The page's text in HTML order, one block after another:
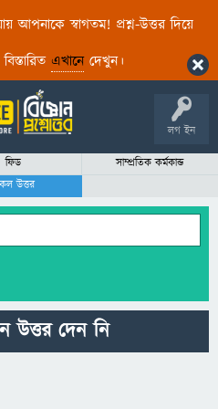
আপনাকে স্বাগতম! প্রশ্ন-উত্তর দিয়ে
এখানেদেখুন।
লগ ইন
ফিড
সাম্প্রতিক কর্মকান্ড
উত্তর
দেন নি